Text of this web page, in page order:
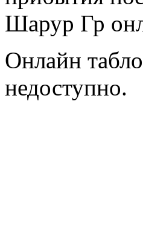
Шарур Гр
Онлайн
недоступно.